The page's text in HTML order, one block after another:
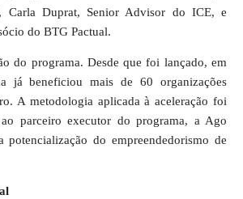
Carla Duprat, Senior Advisor do ICE, e
do BTG Pactual.
do programa. Desde que foi lançado, em
já beneficiou mais de 60 organizações
A metodologia aplicada à aceleração foi
parceiro executor do programa, a Ago
potencialização do empreendedorismo de